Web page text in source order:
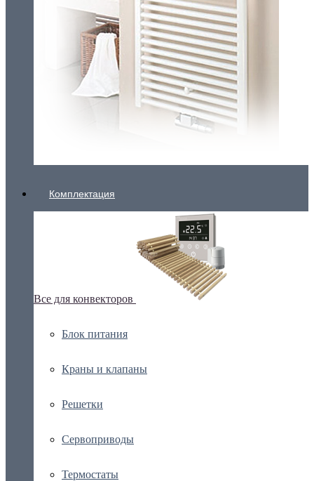
Комплектация
Все для конвекторов
Блок питания
Краны и клапаны
Решетки
Сервоприводы
Термостаты